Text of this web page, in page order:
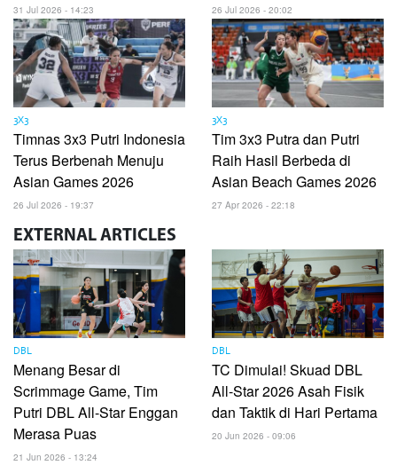
31 Jul 2026 - 14:23 26 Jul 2026 - 20:02
3X3
Timnas 3x3 Putri Indonesia
Terus Berbenah Menuju
Asian Games 2026
26 Jul 2026 - 19:37
3X3
Tim 3x3 Putra dan Putri
Raih Hasil Berbeda di
Asian Beach Games 2026
27 Apr 2026 - 22:18
EXTERNAL ARTICLES
DBL
Menang Besar di
Scrimmage Game, Tim
Putri DBL All-Star Enggan
Merasa Puas
21 Jun 2026 - 13:24
DBL
TC Dimulai! Skuad DBL
All-Star 2026 Asah Fisik
dan Taktik di Hari Pertama
20 Jun 2026 - 09:06